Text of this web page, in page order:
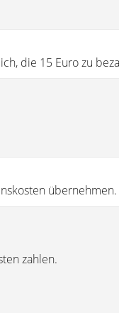
die 15 Euro zu
übernehmen.
zahlen.